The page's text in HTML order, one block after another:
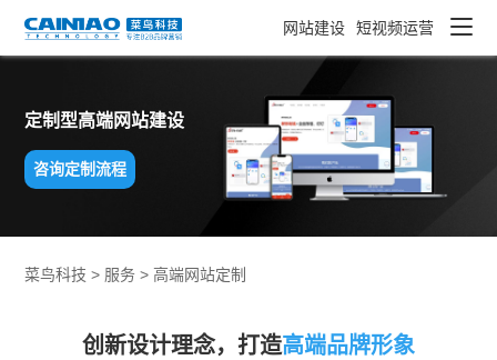
网站建设 短视频运营
定制型高端网站建设
咨询定制流程
菜鸟科技 > 服务 >高端网站定制
创新设计理念，打造高端品牌形象